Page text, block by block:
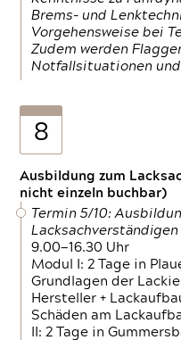
Brems- und
Vorgehensweise bei
Zudem werden
Notfallsituationen
8
Ausbildung zum
nicht einzeln buchbar)
Termin 5/10:
Lacksachverständigen
9.00—16.30 Uhr
Modul I: 2 Tage in
Grundlagen der
Hersteller +
Schäden am
II: 2 Tage in